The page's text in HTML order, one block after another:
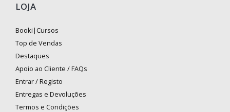
LOJA
Booki|Cursos
Top de Vendas
Destaques
Apoio ao Cliente / FAQs
Entrar / Registo
Entregas e Devoluções
Termos e Condições